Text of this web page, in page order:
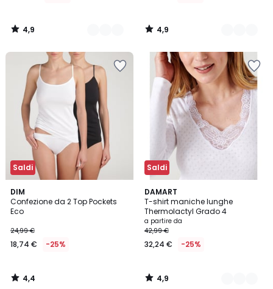
20,99
€
27,99
25%
sconto
applicato.
4,9
/
4,9
/
Saldi
DIM
Confezione da 2 Top Pockets
Eco
24,99 €
18,74 € -25%
4,4
/ 5
4,4
/
Saldi
DAMART
T-shirt maniche lunghe
Thermolactyl Grado 4
a partire da
42,99 €
32,24 € -25%
4,9
/ 5
4
Colori
4,9
/